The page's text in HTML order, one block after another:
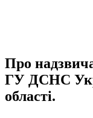
Про
ГУ ДСНС
області.